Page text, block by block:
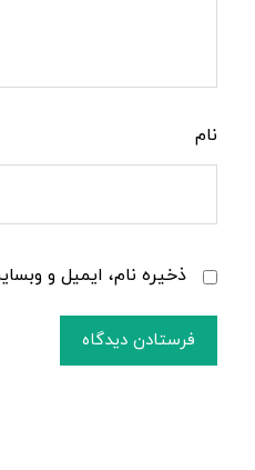
نام
ذخیره نام، ایمیل و
فرستادن دیدگاه